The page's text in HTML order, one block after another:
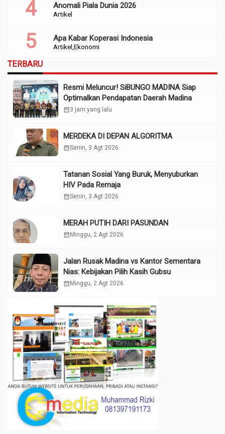
Artikel
Anomali Piala Dunia 2026
Artikel Ekonomi
Apa Kabar Koperasi Indonesia
TERBARU
Resmi Meluncur! SiBUNGO MADINA Siap
Optimalkan Pendapatan Daerah Madina
calendar_month3 jam yang lalu
MERDEKA DI DEPAN ALGORITMA
calendar_monthSenin, 3 Agt 2026
Tatanan Sosial Yang Buruk, Menyuburkan
HIV Pada Remaja
calendar_monthSenin, 3 Agt 2026
MERAH PUTIH DARI PASUNDAN
calendar_monthMinggu, 2 Agt 2026
Jalan Rusak Madina vs Kantor Sementara
Nias: Kebijakan Pilih Kasih Gubsu
calendar_monthMinggu, 2 Agt 2026